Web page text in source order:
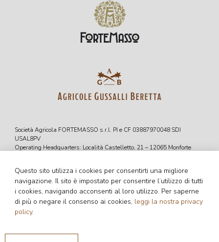
Società Agricola FORTEMASSO s.r.l. PI e CF 03887970048 SDI
USAL8PV
Operating Headquarters: Località Castelletto, 21 – 12065 Monforte
Follow us on:
Press
Questo sito utilizza i cookies per consentirti una migliore
navigazione. Il sito è impostato per consentire l’utilizzo di tutti
i cookies, navigando acconsenti al loro utilizzo. Per saperne
di più o negare il consenso ai cookies, leggi la nostra privacy
policy.